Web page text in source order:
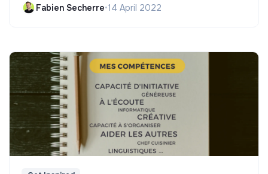
Fabien Secherre•14 April 2022